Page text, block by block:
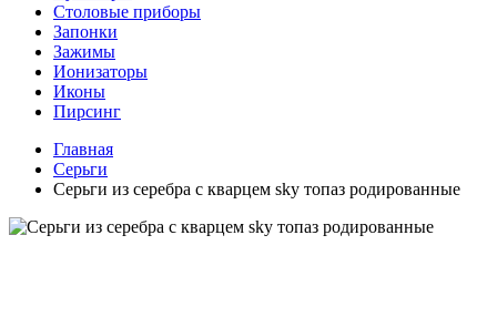
Столовые приборы
Запонки
Зажимы
Ионизаторы
Иконы
Пирсинг
Главная
Серьги
Серьги из серебра с кварцем sky топаз родированные